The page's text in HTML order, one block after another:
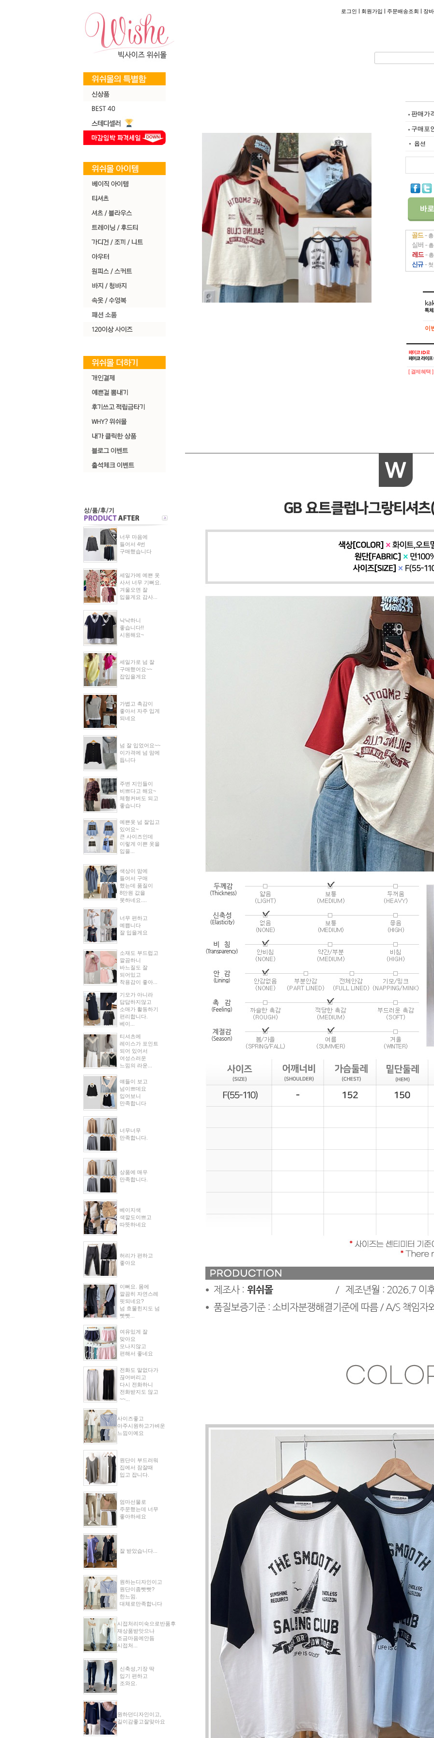
로그인 | 회원가입 | 주문배송조회 | 장
너무 마음에
들어서 4번
구매했습니다
세일가에 예쁜 옷
사서 너무 기뻐요.
겨울오면 잘
입을게요 감사...
낙낙하니
좋습니다!!
시원해요~
세일가로 넘 잘
구매했어요~~
잡입을게요
가볍고 촉감이
좋아서 자주 입게
되네요
넘 잘 입었어요~~
이가격에 넘 맘에
듭니다
주변 지인들이
비쁘다고 해요~
체형커버도 되고
좋습니다
예쁜옷 넘 잘입고
있어요~
큰 사이즈인데
이렇게 이쁜 옷을
입을...
색상이 맘에
들어서 구매
했는데 품질이
8만원 값을
못하네요....
너무 편하고
예쁩니다
잘 입을게요
소재도 부드럽고
깔끔하니
바느질도 잘
되어있고
착용감이 좋아...
기모가 아니라
답답하지않고
소매가 활동하기
편리합니다.
베이...
티셔츠에
레이스가 포인트
되어 있어서
여성스러운
느낌의 라운...
얘들이 보고
넘이쁘데요
입어보니
만족합니다
너무너무
만족합니다.
상품에 매우
만족합니다.
베이지색
색깔도이쁘고
따뜻하네요
허리가 편하고
좋아요
이뻐요. 몸에
깔끔히 자연스레
핏되네요?
넘 흐물힌지도 넘
빳빳...
여유있게 잘
맞아요
모나지않고
편해서 좋네요
전화도 말없다가
끊어버리고
다시 전화하니
전화받지도 않고
~~...
사이즈좋고
아주시원하고가벼운
느낌이예요
원단이 부드러워
집에서 잠잘때
입고 잡니다.
엄마선물로
주문했는데 너무
좋아하세요
잘 받았습니다...
원하는디자인이고
원단이좀빳빳?
한느낌.
대체로만족합니다
시접처리미숙으로반품후
재상품받앗으나
조금마음에안듬
시접처...
신축성,기장 딱
입기 편하고
조와요.
원하던디자인이고,
길이감좋고잘맞아요
판매가
구매포
옵션
이
라이프 하세
[ 결제혜택